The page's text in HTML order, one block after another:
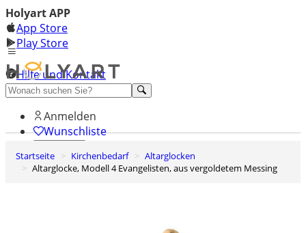
Holyart APP
App Store
Play Store
Hilfe und Kontakt
Entdecken Sie Premium
Anmelden
Wunschliste
0
Warenkorb
Startseite Kirchenbedarf
Altarglocken
Altarglocke, Modell 4 Evangelisten, aus vergoldetem Messing